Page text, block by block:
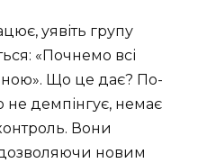
уявіть групу
«Почнемо всі
Що це дає? По-
не демпінгує, немає
Вони
новим